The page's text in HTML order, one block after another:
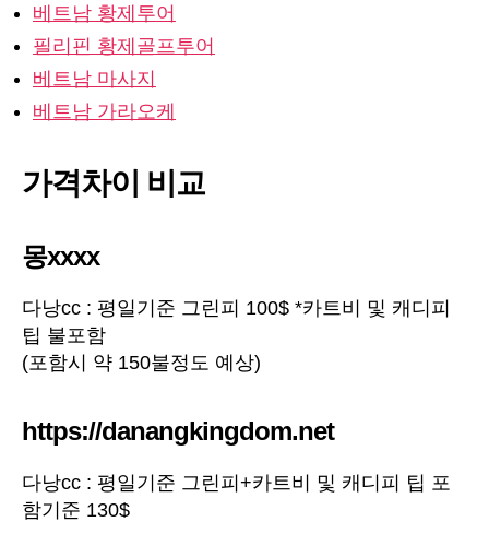
베트남 황제투어
필리핀 황제골프투어
베트남 마사지
베트남 가라오케
가격차이 비교
몽xxxx
다낭cc : 평일기준 그린피 100$ *카트비 및 캐디피
팁 불포함
(포함시 약 150불정도 예상)
https://danangkingdom.net
다낭cc : 평일기준 그린피+카트비 및 캐디피 팁 포
함기준 130$